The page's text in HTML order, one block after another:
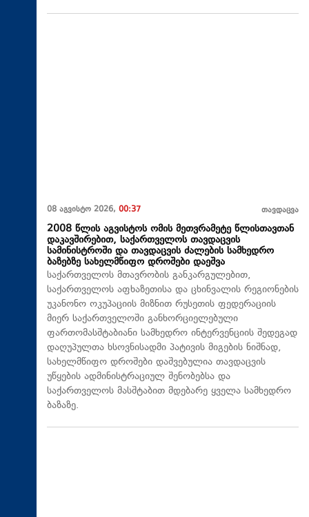
08 აგვისტო 2026, 00:37 თავდაცვა
2008 წლის აგვისტოს ომის მეთვრამეტე წლისთავთან
დაკავშირებით, საქართველოს თავდაცვის
სამინისტროში და თავდაცვის ძალების სამხედრო
ბაზებზე სახელმწიფო დროშები დაეშვა
საქართველოს მთავრობის განკარგულებით,
საქართველოს აფხაზეთისა და ცხინვალის რეგიონების
უკანონო ოკუპაციის მიზნით რუსეთის ფედერაციის
მიერ საქართველოში განხორციელებული
ფართომასშტაბიანი სამხედრო ინტერვენციის შედეგად
დაღუპულთა ხსოვნისადმი პატივის მიგების ნიშნად,
სახელმწიფო დროშები დაშვებულია თავდაცვის
უწყების ადმინისტრაციულ შენობებსა და
საქართველოს მასშტაბით მდებარე ყველა სამხედრო
ბაზაზე.